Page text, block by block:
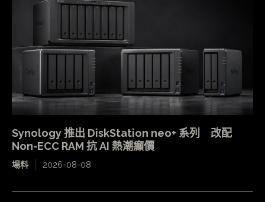
Synology 推出 DiskStation neo+ 系列 改配
Non-ECC RAM 抗 AI 熱潮癲價
場料 2026-08-08